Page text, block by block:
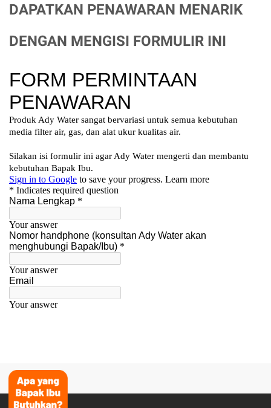
DAPATKAN PENAWARAN MENARIK
DENGAN MENGISI FORMULIR INI